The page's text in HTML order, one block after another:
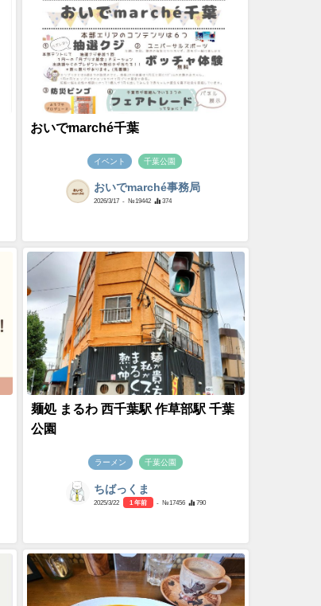
おいでmarché千葉
イベント 千葉公園
おいでmarché事務局
2026/3/17 - №19442 374
麺処 まるわ 西千葉駅 作草部駅 千葉
公園
ラーメン 千葉公園
ちばっくま
2025/3/22 1 年前 - №17456 790